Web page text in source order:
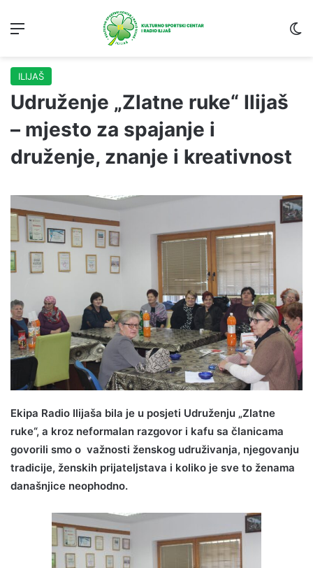
ILIJAŠ
Udruženje „Zlatne ruke“ Ilijaš
– mjesto za spajanje i
druženje, znanje i kreativnost
Ekipa Radio Ilijaša bila je u posjeti Udruženju „Zlatne
ruke“, a kroz neformalan razgovor i kafu sa članicama
govorili smo o važnosti ženskog udruživanja, njegovanju
tradicije, ženskih prijateljstava i koliko je sve to ženama
današnjice neophodno.